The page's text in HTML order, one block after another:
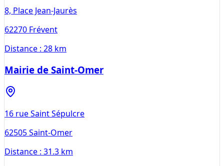
8, Place Jean-Jaurès
62270 Frévent
Distance : 28 km
Mairie de Saint-Omer
16 rue Saint Sépulcre
62505Saint-Omer
Distance : 31.3 km